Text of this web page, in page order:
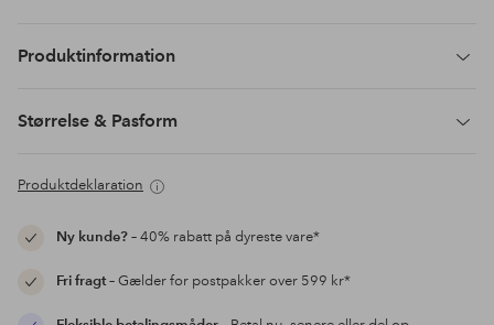
Produktinformation
Størrelse & Pasform
Produktdeklaration
Ny kunde?– 40% rabatt på dyreste vare*
Fri fragt– Gælder for postpakker over 599 kr*